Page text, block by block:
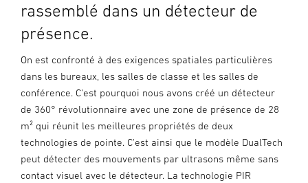
rassemblé dans un détecteur de
présence.
On est confronté à des exigences spatiales particulières
dans les bureaux, les salles de classe et les salles de
conférence. C'est pourquoi nous avons créé un détecteur
de 360° révolutionnaire avec une zone de présence de 28
m² qui réunit les meilleures propriétés de deux
technologies de pointe. C'est ainsi que le modèle DualTech
peut détecter des mouvements par ultrasons même sans
contact visuel avec le détecteur. La technologie PIR